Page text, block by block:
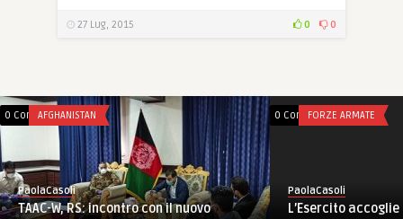
27 Lug, 2015 0 0
0 CommentsAFGHANISTAN
PaolaCasoli
TAAC-W, RS: incontro con il nuovo
0 CommentsFORZE ARMATE
PaolaCasoli
L’Esercito